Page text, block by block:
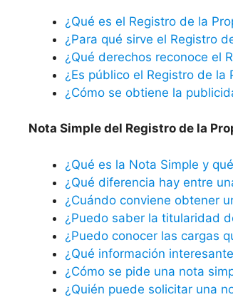
¿Qué es el Registro de la
¿Para qué sirve el Registro
¿Qué derechos reconoce el
¿Es público el Registro de la
¿Cómo se obtiene la
Nota Simple del Registro de la
¿Qué es la Nota Simple y
¿Qué diferencia hay entre
¿Cuándo conviene obtener
¿Puedo saber la titularidad
¿Puedo conocer las cargas
¿Qué información
¿Cómo se pide una nota
¿Quién puede solicitar una